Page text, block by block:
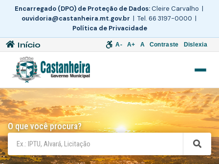
Encarregado (DPO) de Proteção de Dados:Cleire Carvalho |
ouvidoria@castanheira.mt.gov.br | Tel. 66 3197-0000 |
Política de Privacidade
Início A- A+ A Contraste Dislexia
O que você procura?